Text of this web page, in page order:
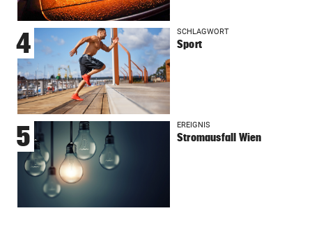
4 SCHLAGWORT
Sport
5 EREIGNIS
Stromausfall Wien